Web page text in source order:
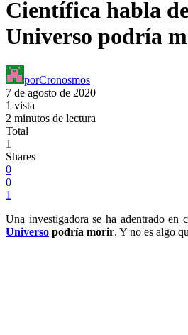
Científica habla
Universo podría
porCronosmos
7 de agosto de 2020
1 vista
2 minutos de lectura
Total
1
Shares
0
0
1
Una investigadora se ha adentrado en
Universo podría morir. Y no es algo